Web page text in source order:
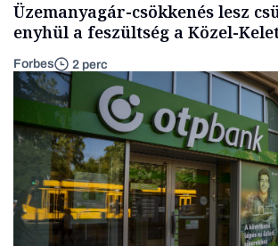
Üzemanyagár-csökkenés lesz
enyhül a feszültség a Közel-
Forbes 2 perc